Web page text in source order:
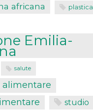
africana plastica
Emilia-
salute
alimentare
studio